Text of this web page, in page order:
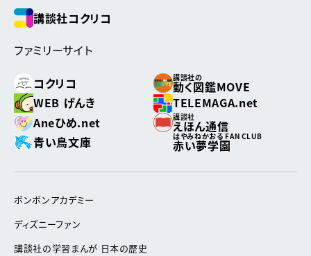
講談社コクリコ
ファミリーサイト
コクリコ
講談社の
動く図鑑MOVE
WEB げんき
TELEMAGA.net
Aneひめ.net
講談社
えほん通信
青い鳥文庫
はやみねかおる FAN CLUB
赤い夢学園
ボンボンアカデミー
ディズニーファン
講談社の学習まんが 日本の歴史